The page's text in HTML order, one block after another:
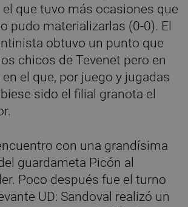
que tuvo más ocasiones que
pudo materializarlas (0-0). El
obtuvo un punto que
chicos de Tevenet pero en
el que, por juego y jugadas
sido el filial granota el
con una grandísima
guardameta Picón al
Poco después fue el turno
UD: Sandoval realizó un